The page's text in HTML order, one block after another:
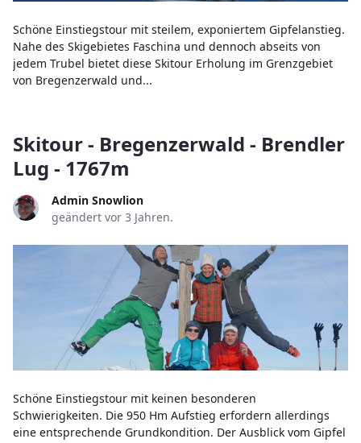
Schöne Einstiegstour mit steilem, exponiertem Gipfelanstieg.
Nahe des Skigebietes Faschina und dennoch abseits von
jedem Trubel bietet diese Skitour Erholung im Grenzgebiet
von Bregenzerwald und...
Skitour - Bregenzerwald - Brendler
Lug - 1767m
Admin Snowlion
geändert vor 3 Jahren.
Schöne Einstiegstour mit keinen besonderen
Schwierigkeiten. Die 950 Hm Aufstieg erfordern allerdings
eine entsprechende Grundkondition. Der Ausblick vom Gipfel